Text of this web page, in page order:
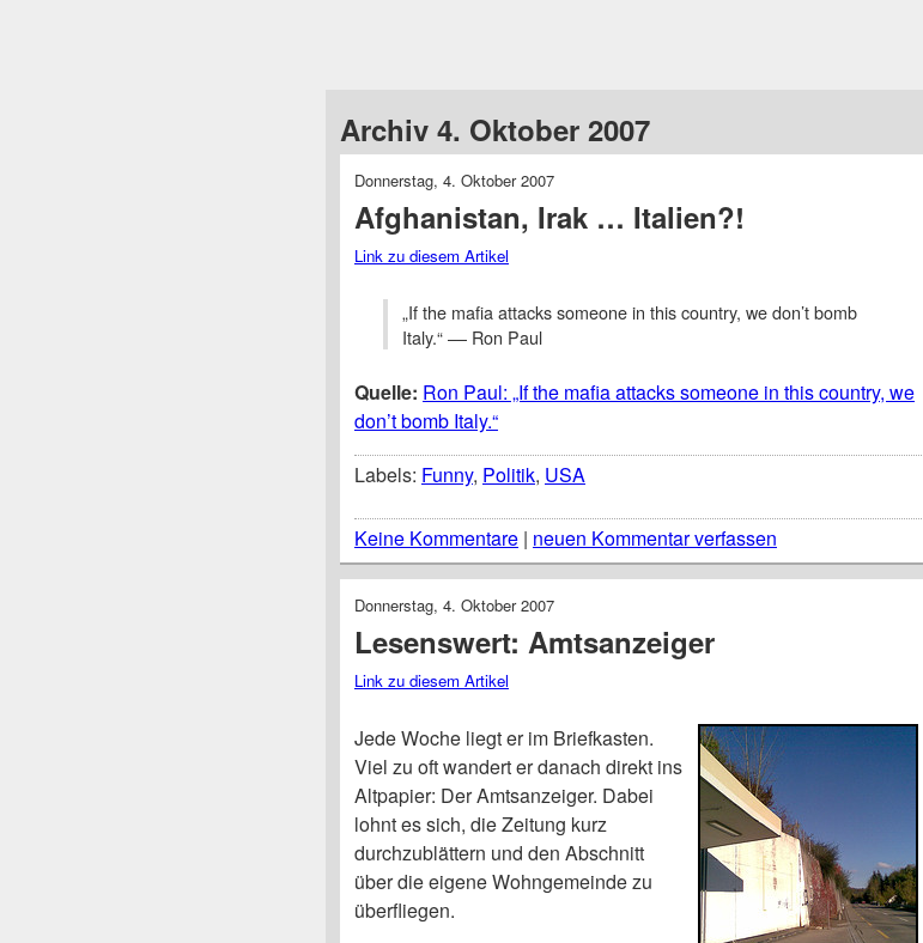
Archiv 4. Oktober 2007
Donnerstag, 4. Oktober 2007
Afghanistan, Irak … Italien?!
Link zu diesem Artikel
„If the mafia attacks someone in this country, we don’t bomb
Italy.“ –– Ron Paul
Quelle: Ron Paul: „If the mafia attacks someone in this country, we
don’t bomb Italy.“
Labels: Funny, Politik, USA
Keine Kommentare | neuen Kommentar verfassen
Donnerstag, 4. Oktober 2007
Lesenswert: Amtsanzeiger
Link zu diesem Artikel
Jede Woche liegt er im Briefkasten.
Viel zu oft wandert er danach direkt ins
Altpapier: Der Amtsanzeiger. Dabei
lohnt es sich, die Zeitung kurz
durchzublättern und den Abschnitt
über die eigene Wohngemeinde zu
überfliegen.